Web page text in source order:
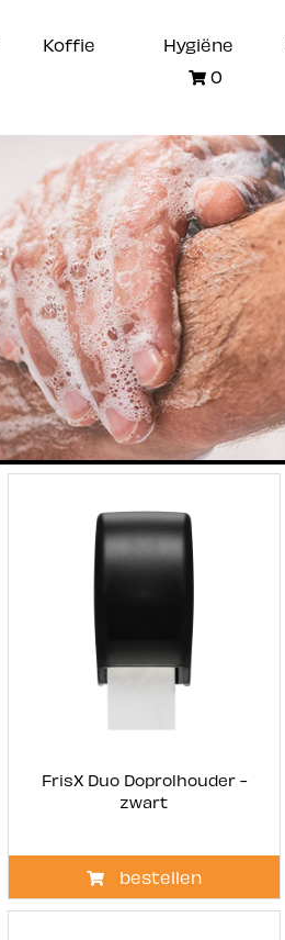
Koffie Hygiëne
0
FrisX Duo Doprolhouder -
zwart
bestellen